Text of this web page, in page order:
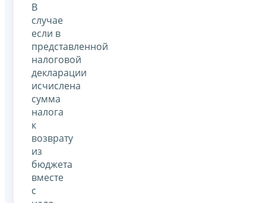
В
случае
если в
представленной
налоговой
декларации
исчислена
сумма
налога
к
возврату
из
бюджета
вместе
с